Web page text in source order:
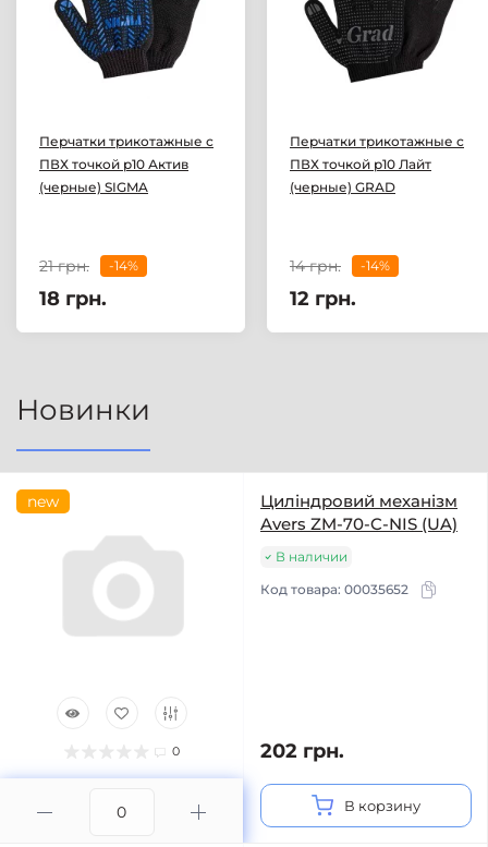
Перчатки трикотажные с
ПВХ точкой р10 Актив
(черные) SIGMA
21 грн. -14%
18 грн.
Перчатки трикотажные с
ПВХ точкой р10 Лайт
(черные) GRAD
14 грн. -14%
12 грн.
Новинки
new
0
Циліндровий механізм
Avers ZM-70-C-NIS (UA)
В наличии
Код товара: 00035652
202 грн.
В корзину